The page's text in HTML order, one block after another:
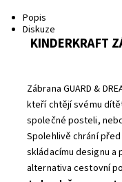
Popis
Diskuze
KINDERKRAFT
Zábrana GUARD &
kteří chtějí svému
společné posteli,
Spolehlivě chrání
skládacímu designu a
alternativa cestovní